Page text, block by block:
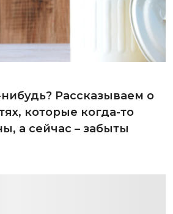
Рассказываем о
которые когда-то
а сейчас – забыты